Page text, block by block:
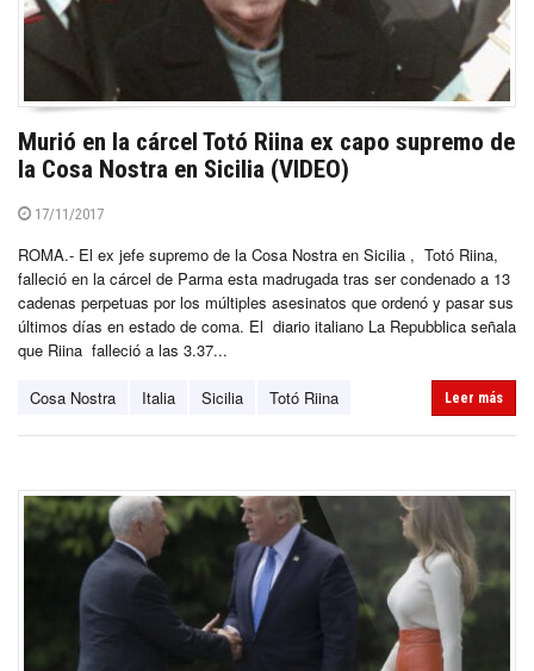
Murió en la cárcel Totó Riina ex capo supremo de
la Cosa Nostra en Sicilia (VIDEO)
17/11/2017
ROMA.- El ex jefe supremo de la Cosa Nostra en Sicilia , Totó Riina,
falleció en la cárcel de Parma esta madrugada tras ser condenado a 13
cadenas perpetuas por los múltiples asesinatos que ordenó y pasar sus
últimos días en estado de coma. El diario italiano La Repubblica señala
que Riina falleció a las 3.37...
Cosa Nostra Italia Sicilia Totó Riina Leer más